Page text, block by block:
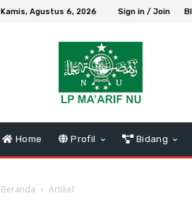
Kamis, Agustus 6, 2026 Sign in / Join
Home Profil Bidang
Beranda Artikel